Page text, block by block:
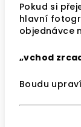
Pokud si
hlavní
objednávce
„vchod
Boudu